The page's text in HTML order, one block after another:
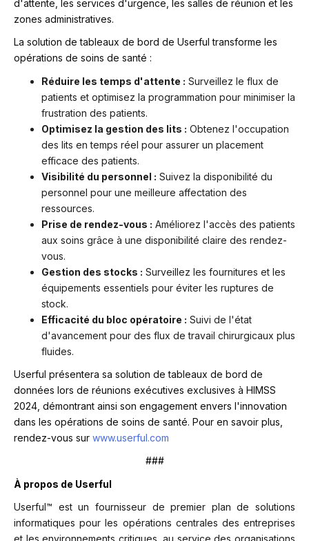
d'attente, les services d'urgence, les salles de réunion et les
zones administratives.
La solution de tableaux de bord de Userful transforme les
opérations de soins de santé :
Réduire les temps d'attente : Surveillez le flux de
patients et optimisez la programmation pour minimiser la
frustration des patients.
Optimisez la gestion des lits : Obtenez l'occupation
des lits en temps réel pour assurer un placement
efficace des patients.
Visibilité du personnel : Suivez la disponibilité du
personnel pour une meilleure affectation des
ressources.
Prise de rendez-vous : Améliorez l'accès des patients
aux soins grâce à une disponibilité claire des rendez-
vous.
Gestion des stocks : Surveillez les fournitures et les
équipements essentiels pour éviter les ruptures de
stock.
Efficacité du bloc opératoire : Suivi de l'état
d'avancement pour des flux de travail chirurgicaux plus
fluides.
Userful présentera sa solution de tableaux de bord de
données lors de réunions exécutives exclusives à HIMSS
2024, démontrant ainsi son engagement envers l'innovation
dans les opérations de soins de santé. Pour en savoir plus,
rendez-vous sur www.userful.com
###
À propos de Userful
Userful™ est un fournisseur de premier plan de solutions
informatiques pour les opérations centrales des entreprises